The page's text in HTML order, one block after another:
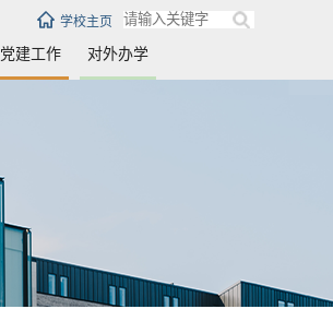
学校主页
党建工作 对外办学